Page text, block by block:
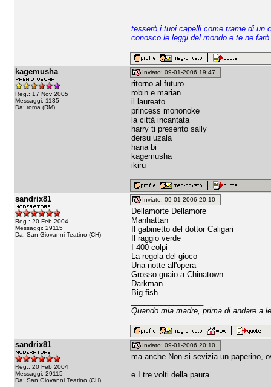
tesserò i tuoi capelli come trame di un
conosco le leggi del mondo e te ne
kagemusha
Reg.: 17 Nov 2005
Messaggi: 1135
Da: roma (RM)
Inviato: 09-01-2006 19:47
ritorno al futuro
robin e marian
il laureato
princess mononoke
la città incantata
harry ti presento sally
dersu uzala
hana bi
kagemusha
ikiru
sandrix81
Reg.: 20 Feb 2004
Messaggi: 29115
Da: San Giovanni Teatino (CH)
Inviato: 09-01-2006 20:10
Dellamorte Dellamore
Manhattan
Il gabinetto del dottor Caligari
Il raggio verde
I 400 colpi
La regola del gioco
Una notte all'opera
Grosso guaio a Chinatown
Darkman
Big fish
Quando mia madre, prima di andare a
sandrix81
Reg.: 20 Feb 2004
Messaggi: 29115
Da: San Giovanni Teatino (CH)
Inviato: 09-01-2006 20:10
ma anche Non si sevizia un paperino,
e I tre volti della paura.